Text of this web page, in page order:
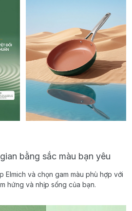
bằng sắc màu bạn yêu
Elmich và chọn gam màu phù hợp với
hứng và nhịp sống của bạn.